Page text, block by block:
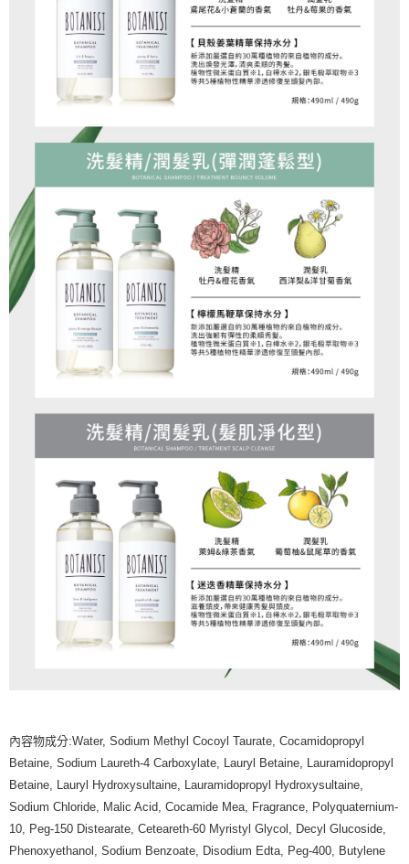
內容物成分:Water, Sodium Methyl Cocoyl Taurate, Cocamidopropyl
Betaine, Sodium Laureth-4 Carboxylate, Lauryl Betaine, Lauramidopropyl
Betaine, Lauryl Hydroxysultaine, Lauramidopropyl Hydroxysultaine,
Sodium Chloride, Malic Acid, Cocamide Mea, Fragrance, Polyquaternium-
10, Peg-150 Distearate, Ceteareth-60 Myristyl Glycol, Decyl Glucoside,
Phenoxyethanol, Sodium Benzoate, Disodium Edta, Peg-400, Butylene